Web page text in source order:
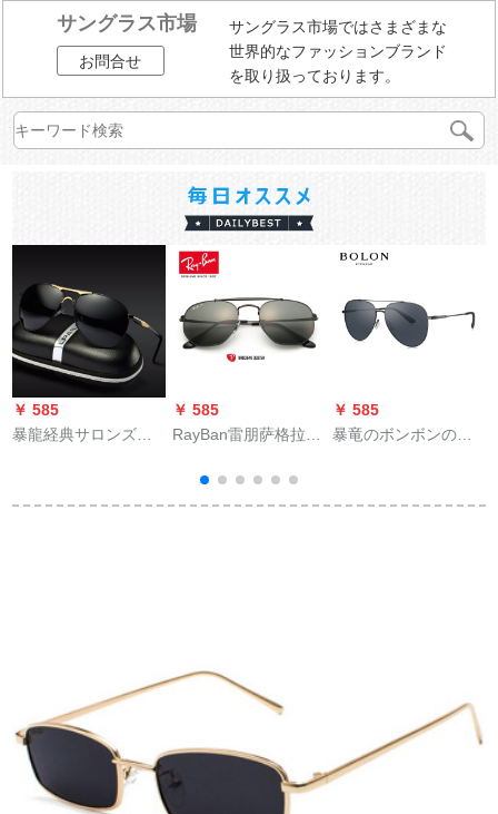
サングラス市場
お問合せ
サングラス市場ではさまざまな
世界的なファッションブランド
を取り扱っております。
￥ 585
暴龍経典サロンズ高
男性旅行メガネット
￥ 585
RayBan雷朋萨格拉德
RB 3648は002/58黒
メガネ枠偏光グルリ
￥ 585
暴竜のボンボンのサ
経典フルーのメガネ